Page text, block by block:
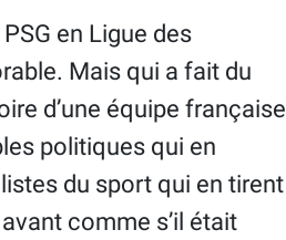
en Ligue des
Mais qui a fait du
d’une équipe française
politiques qui en
du sport qui en tirent
comme s’il était